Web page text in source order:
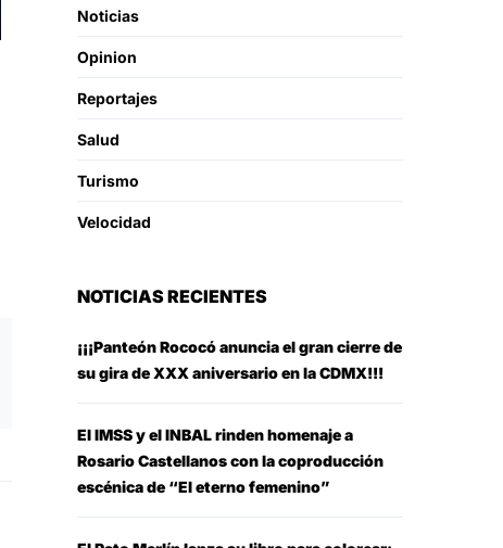
Noticias
Opinion
Reportajes
Salud
Turismo
Velocidad
NOTICIAS RECIENTES
¡¡¡Panteón Rococó anuncia el gran cierre de
su gira de XXX aniversario en la CDMX!!!
El IMSS y el INBAL rinden homenaje a
Rosario Castellanos con la coproducción
escénica de “El eterno femenino”